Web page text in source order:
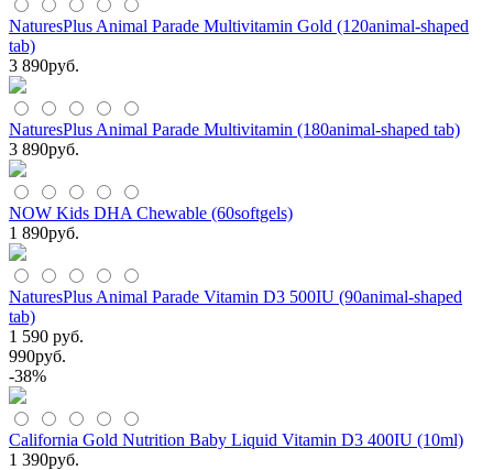
NaturesPlus Animal Parade Multivitamin Gold (120animal-shaped
tab)
3 890руб.
NaturesPlus Animal Parade Multivitamin (180animal-shaped tab)
3 890руб.
NOW Kids DHA Chewable (60softgels)
1 890руб.
NaturesPlus Animal Parade Vitamin D3 500IU (90animal-shaped
tab)
1 590 руб.
990руб.
-38%
California Gold Nutrition Baby Liquid Vitamin D3 400IU (10ml)
1 390руб.